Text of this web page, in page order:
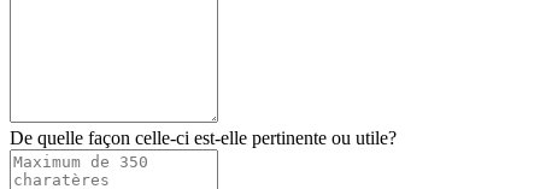
De quelle façon celle-ci est-elle pertinente ou utile?